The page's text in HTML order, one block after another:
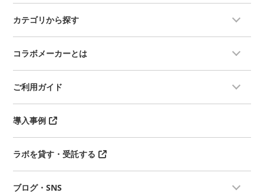
カテゴリから探す
コラボメーカーとは
ご利用ガイド
導入事例
ラボを貸す・受託する
ブログ・SNS